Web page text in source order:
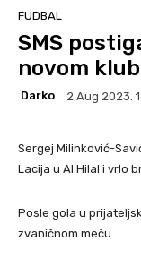
FUDBAL
SMS
novom
Darko 2 Aug 2023.
Sergej Milinković-
Lacija u Al Hilal i vrlo
Posle gola u
zvaničnom meču.